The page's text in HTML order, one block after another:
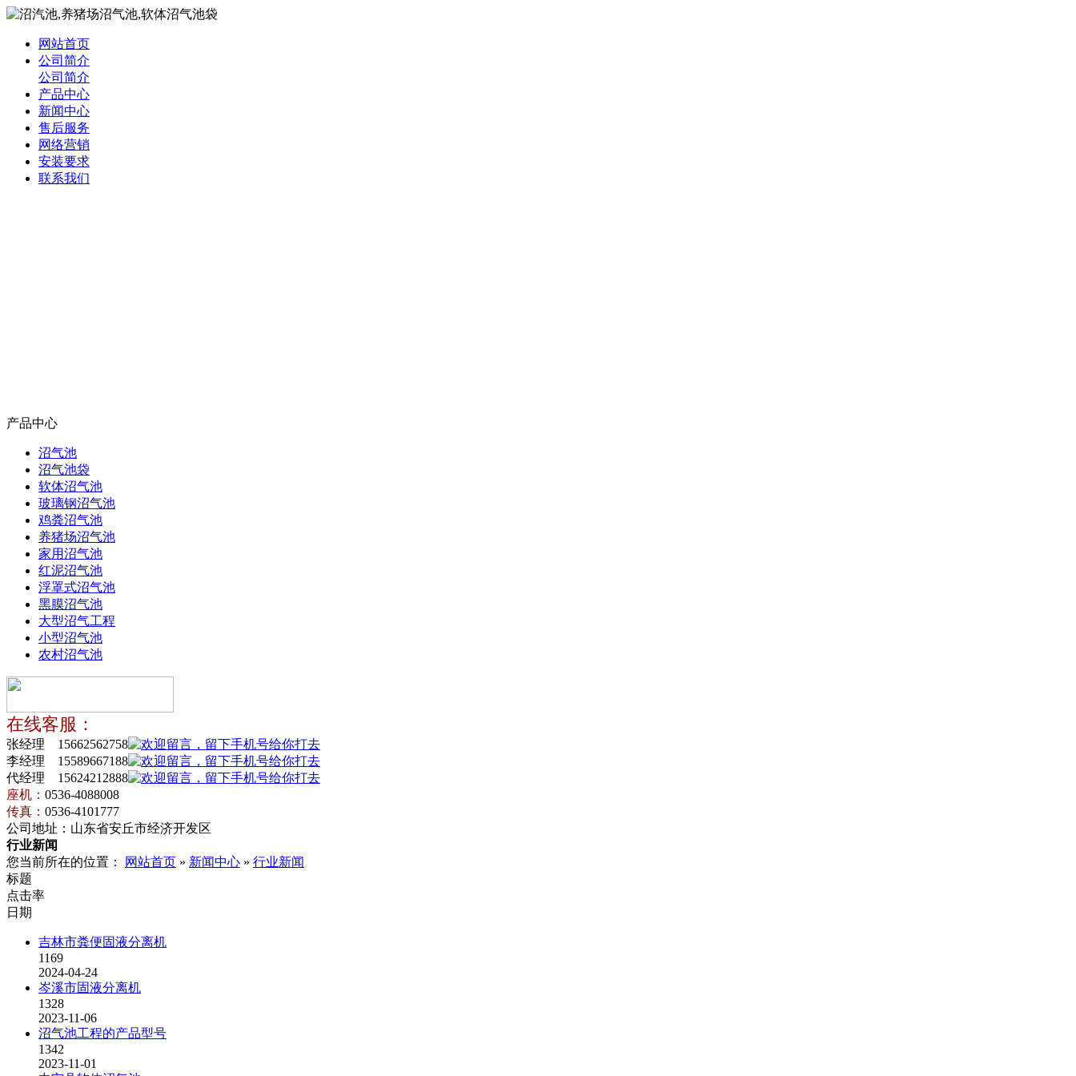
网站首页
公司简介
公司简介
产品中心
新闻中心
售后服务
网络营销
安装要求
联系我们
产品中心
沼气池
沼气池袋
软体沼气池
玻璃钢沼气池
鸡粪沼气池
养猪场沼气池
家用沼气池
红泥沼气池
浮罩式沼气池
黑膜沼气池
大型沼气工程
小型沼气池
农村沼气池
在线客服：
张经理 15662562758
李经理 15589667188
代经理 15624212888
座机： 0536-4088008
传真： 0536-4101777
公司地址：山东省安丘市经济开发区
行业新闻
您当前所在的位置：
网站首页 » 新闻中心 » 行业新闻
标题
点击率
日期
吉林市粪便固液分离机
1169
2024-04-24
岑溪市固液分离机
1328
2023-11-06
沼气池工程的产品型号
1342
2023-11-01